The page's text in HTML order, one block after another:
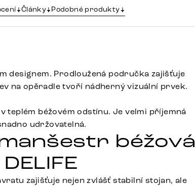
Články Podobné produkty
designem. Prodloužená područka zajišťuje
na opěradle tvoří nádherný vizuální prvek.
teplém béžovém odstínu. Je velmi příjemná
udržovatelná.
béžová
zajišťuje nejen zvlášť stabilní stojan, ale